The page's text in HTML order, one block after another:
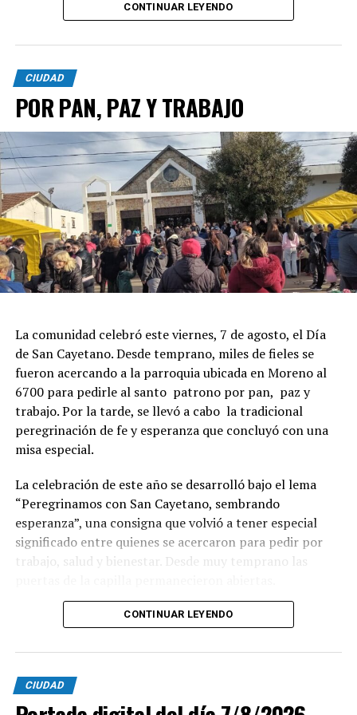
CONTINUAR LEYENDO
CIUDAD
POR PAN, PAZ Y TRABAJO
La comunidad celebró este viernes, 7 de agosto, el Día
de San Cayetano. Desde temprano, miles de fieles se
fueron acercando a la parroquia ubicada en Moreno al
6700 para pedirle al santo patrono por pan, paz y
trabajo. Por la tarde, se llevó a cabo la tradicional
peregrinación de fe y esperanza que concluyó con una
misa especial.
La celebración de este año se desarrolló bajo el lema
“Peregrinamos con San Cayetano, sembrando
esperanza”, una consigna que volvió a tener especial
significado entre quienes se acercaron para pedir por
trabajo, salud y bienestar. Desde muy temprano las
La imagen del santo salió del santuario de Moreno al
6700 y fue acompañada por una multitud que recorrió
las calles del barrio. Grandes, jóvenes y niños y fieles se
sumaron al recorrido con banderas, espigas y distintas
expresiones de fe.
CONTINUAR LEYENDO
CIUDAD